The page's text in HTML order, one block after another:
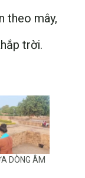
theo mây,
trời.
DÒNG ÂM